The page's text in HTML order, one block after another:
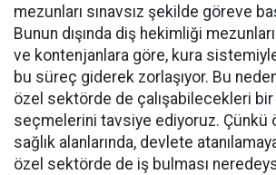
mezunları sınavsız şekilde göreve
Bunun dışında diş hekimliği
ve kontenjanlara göre, kura
bu süreç giderek zorlaşıyor. Bu
özel sektörde de çalışabilecekleri
seçmelerini tavsiye ediyoruz. Çünkü
sağlık alanlarında, devlete
özel sektörde de iş bulması